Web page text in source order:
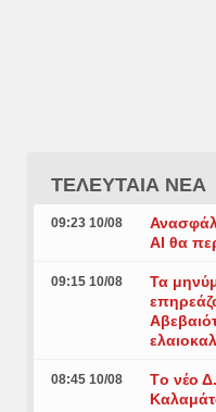
ΤΕΛΕΥΤΑΙΑ ΝΕΑ
09:23 10/08
AI θα
09:15 10/08
Τα
08:45 10/08
Tο νέο